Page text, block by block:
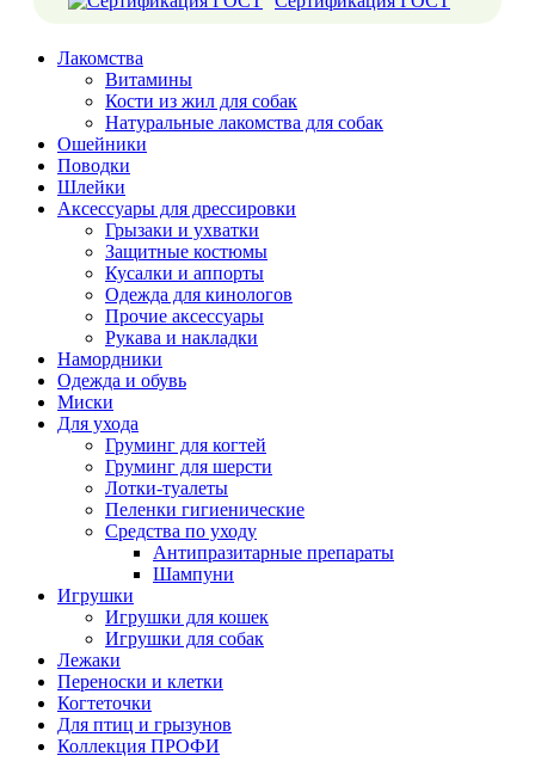
Лакомства
Витамины
Кости из жил для собак
Натуральные лакомства для собак
Ошейники
Поводки
Шлейки
Аксессуары для дрессировки
Грызаки и ухватки
Защитные костюмы
Кусалки и аппорты
Одежда для кинологов
Прочие аксессуары
Рукава и накладки
Намордники
Одежда и обувь
Миски
Для ухода
Груминг для когтей
Груминг для шерсти
Лотки-туалеты
Пеленки гигиенические
Средства по уходу
Антипразитарные препараты
Шампуни
Игрушки
Игрушки для кошек
Игрушки для собак
Лежаки
Переноски и клетки
Когтеточки
Для птиц и грызунов
Коллекция ПРОФИ